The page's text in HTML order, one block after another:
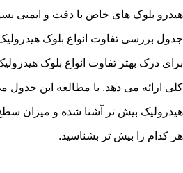
هیدرو بلوک های خاص با دقت و ایمنی
جدول بررسی تفاوت انواع بلوک
برای درک بهتر تفاوت انواع بلوک
کلی ارائه می دهد. با مطالعه این جدول می
هیدرولیک بیش تر آشنا شده و میزان
هر کدام را بیش تر بشناسید.